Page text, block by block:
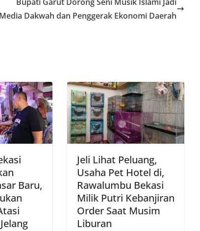
Bupati Garut Dorong Seni Musik Islami Jadi
Media Dakwah dan Penggerak Ekonomi Daerah
Baru,
Jeli Lihat Peluang,
Usaha Pet Hotel di,
Rawalumbu Bekasi
Milik Putri Kebanjiran
Order Saat Musim
Liburan